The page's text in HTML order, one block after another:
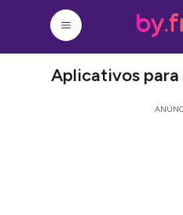
Aplicativos